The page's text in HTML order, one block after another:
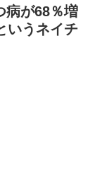
病が68％増
いうネイチ